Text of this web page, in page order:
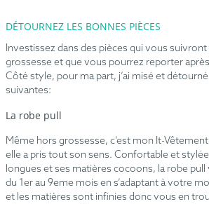
DÉTOURNEZ LES BONNES PIÈCES
Investissez dans des pièces qui vous
grossesse et que vous pourrez reporter
Côté style, pour ma part, j’ai misé et
suivantes:
La robe pull
Même hors grossesse, c’est mon It-
elle a pris tout son sens. Confortable et
longues et ses matières cocoons, la robe
du 1er au 9eme mois en s’adaptant à votre
et les matières sont infinies donc vous en